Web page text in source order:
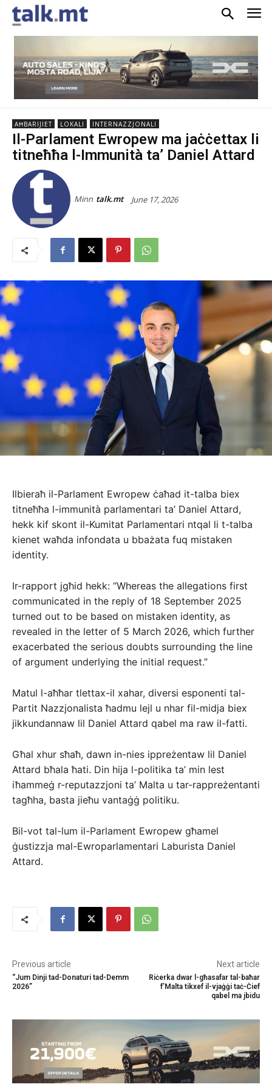
AĦBARIJIET LOKALI INTERNAZZJONALI
Il-Parlament Ewropew ma jaċċettax li
titneħħa l-Immunità ta’ Daniel Attard
Minn talk.mt June 17, 2026
Ilbieraħ il-Parlament Ewropew ċaħad it-talba biex
titneħħa l-immunità parlamentari ta’ Daniel Attard,
hekk kif skont il-Kumitat Parlamentari ntqal li t-talba
kienet waħda infondata u bbażata fuq mistaken
identity.
Ir-rapport jgħid hekk: “Whereas the allegations first
communicated in the reply of 18 September 2025
turned out to be based on mistaken identity, as
revealed in the letter of 5 March 2026, which further
exacerbated the serious doubts surrounding the line
of argument underlying the initial request.”
Matul l-aħħar tlettax-il xahar, diversi esponenti tal-
Partit Nazzjonalista ħadmu lejl u nhar fil-midja biex
jikkundannaw lil Daniel Attard qabel ma raw il-fatti.
Għal xhur sħaħ, dawn in-nies ippreżentaw lil Daniel
Attard bħala ħati. Din hija l-politika ta’ min lest
iħammeġ r-reputazzjoni ta’ Malta u tar-rappreżentanti
tagħha, basta jieħu vantaġġ politiku.
Bil-vot tal-lum il-Parlament Ewropew għamel
ġustizzja mal-Ewroparlamentari Laburista Daniel
Attard.
Previous article
“Jum Dinji tad-Donaturi tad-Demm
2026”
Next article
Riċerka dwar l-għasafar tal-baħar
f’Malta tikxef il-vjaġġi taċ-Ċief
qabel ma jbidu